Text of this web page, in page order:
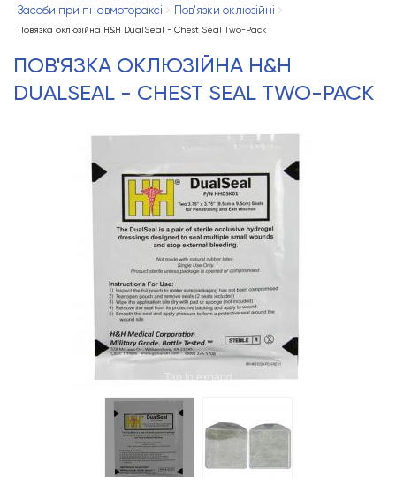
Засоби при пневмотораксі
Пов'язки оклюзійні
Пов'язка оклюзійна Н&Н DualSeal - Chest Seal Two-Pack
ПОВ'ЯЗКА ОКЛЮЗІЙНА Н&Н
DUALSEAL - CHEST SEAL TWO-PACK
Tap to expand